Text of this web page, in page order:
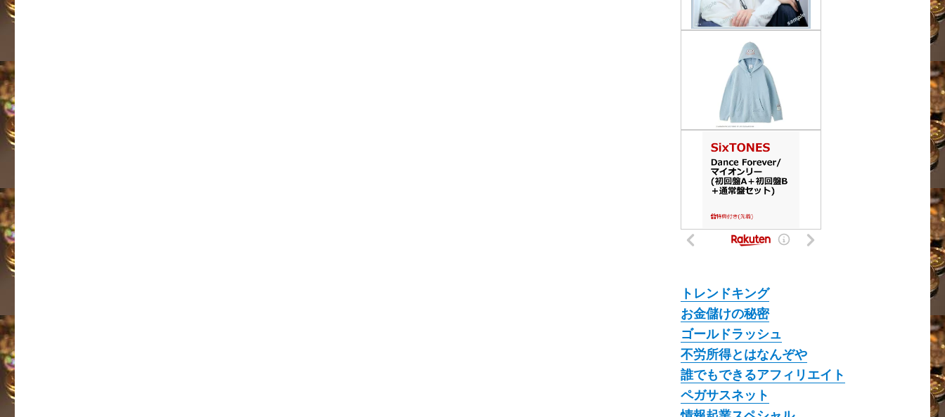
トレンドキング
お金儲けの秘密
ゴールドラッシュ
不労所得とはなんぞや
誰でもできるアフィリエイト
ペガサスネット